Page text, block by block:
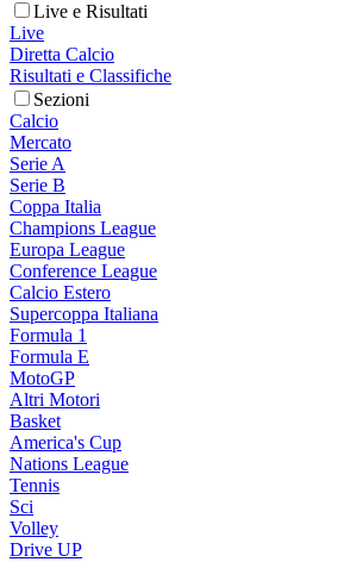
Live e Risultati
Live
Diretta Calcio
Risultati e Classifiche
Sezioni
Calcio
Mercato
Serie A
Serie B
Coppa Italia
Champions League
Europa League
Conference League
Calcio Estero
Supercoppa Italiana
Formula 1
Formula E
MotoGP
Altri Motori
Basket
America's Cup
Nations League
Tennis
Sci
Volley
Drive UP